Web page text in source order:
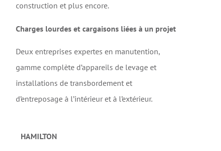
construction et plus encore.
Charges lourdes et cargaisons liées à un projet
Deux entreprises expertes en manutention,
gamme complète d’appareils de levage et
installations de transbordement et
d’entreposage à l’intérieur et à l’extérieur.
HAMILTON